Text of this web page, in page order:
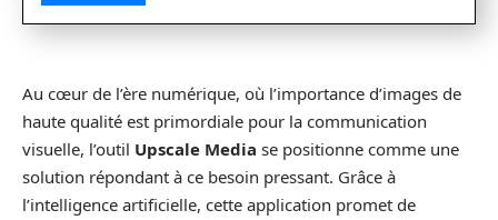
Au cœur de l’ère numérique, où l’importance d’images de
haute qualité est primordiale pour la communication
visuelle, l’outil Upscale Media se positionne comme une
solution répondant à ce besoin pressant. Grâce à
l’intelligence artificielle, cette application promet de